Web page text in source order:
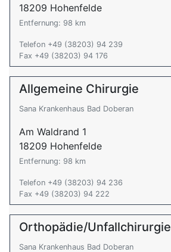
18209 Hohenfelde
Entfernung: 98 km
Telefon +49 (38203) 94 239
Fax +49 (38203) 94 176
Allgemeine Chirurgie
Sana Krankenhaus Bad Doberan
Am Waldrand 1
18209 Hohenfelde
Entfernung: 98 km
Telefon +49 (38203) 94 236
Fax +49 (38203) 94 222
Orthopädie/Unfallchirurgie
Sana Krankenhaus Bad Doberan